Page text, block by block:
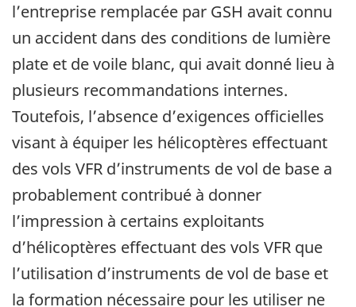
l’entreprise remplacée par GSH avait connu
un accident dans des conditions de lumière
plate et de voile blanc, qui avait donné lieu à
plusieurs recommandations internes.
Toutefois, l’absence d’exigences officielles
visant à équiper les hélicoptères effectuant
des vols VFR d’instruments de vol de base a
probablement contribué à donner
l’impression à certains exploitants
d’hélicoptères effectuant des vols VFR que
l’utilisation d’instruments de vol de base et
la formation nécessaire pour les utiliser ne